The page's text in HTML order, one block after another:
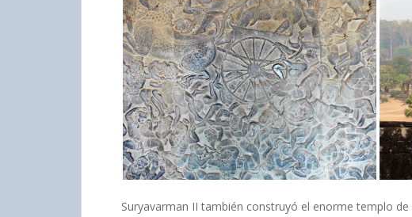
Suryavarman II también construyó el enorme templo de